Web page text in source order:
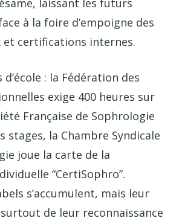
laissant les futurs
à la foire d’empoigne des
et certifications internes.
d’école : la Fédération des
exige 400 heures sur
Française de Sophrologie
stages, la Chambre Syndicale
joue la carte de la
“CertiSophro”.
s’accumulent, mais leur
de leur reconnaissance